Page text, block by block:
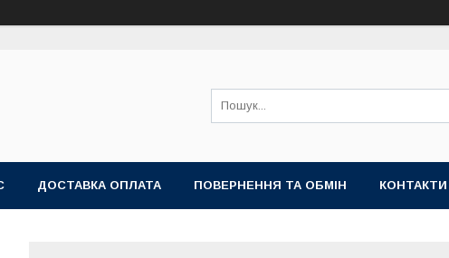
ДОСТАВКА ОПЛАТА ПОВЕРНЕННЯ ТА ОБМІН КОНТАКТИ